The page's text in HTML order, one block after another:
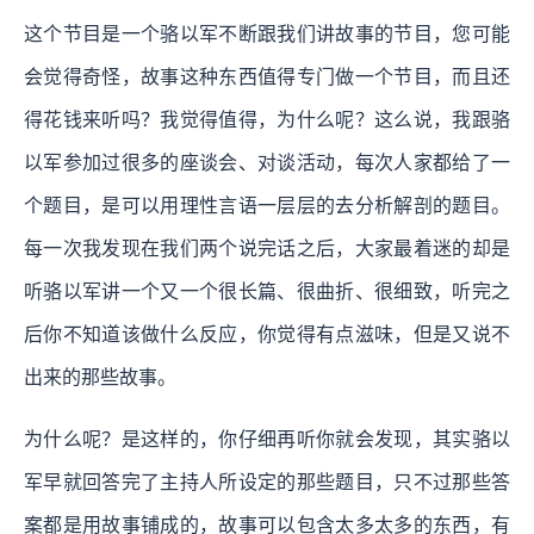
这个节目是一个骆以军不断跟我们讲故事的节目，您可能
会觉得奇怪，故事这种东西值得专门做一个节目，而且还
得花钱来听吗？我觉得值得，为什么呢？这么说，我跟骆
以军参加过很多的座谈会、对谈活动，每次人家都给了一
个题目，是可以用理性言语一层层的去分析解剖的题目。
每一次我发现在我们两个说完话之后，大家最着迷的却是
听骆以军讲一个又一个很长篇、很曲折、很细致，听完之
后你不知道该做什么反应，你觉得有点滋味，但是又说不
出来的那些故事。
为什么呢？是这样的，你仔细再听你就会发现，其实骆以
军早就回答完了主持人所设定的那些题目，只不过那些答
案都是用故事铺成的，故事可以包含太多太多的东西，有